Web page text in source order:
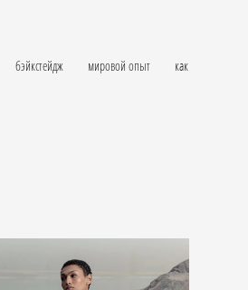
бэйкстейдж мировой опыт
как